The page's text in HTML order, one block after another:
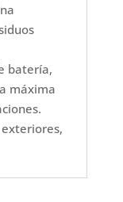
batería,
máxima